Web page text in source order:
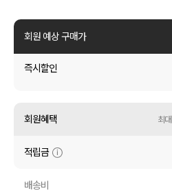
셔츠
원피스
액티브
아우터
회원 예상 구매가
즉시할인
회원혜택 최
적립금
배송비